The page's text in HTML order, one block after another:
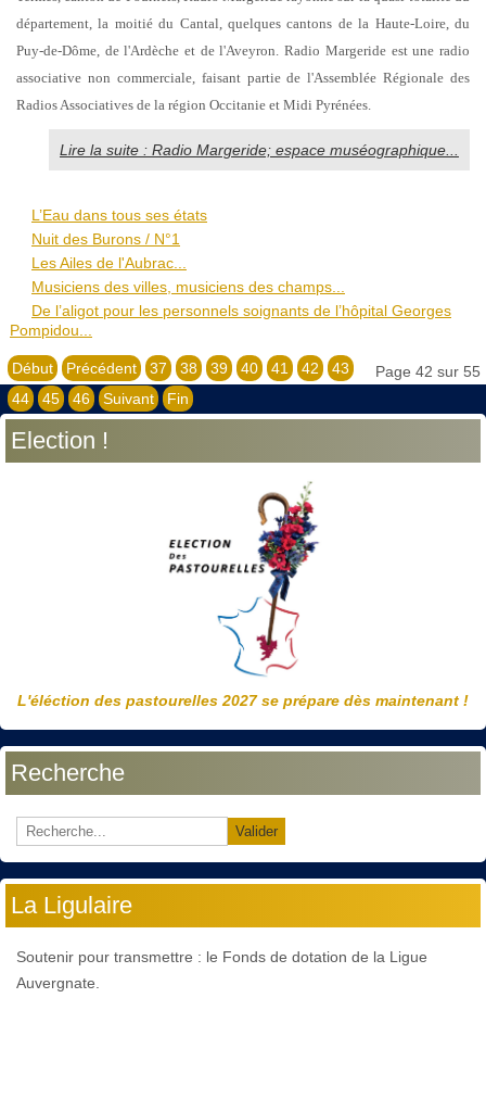
département, la moitié du Cantal, quelques cantons de la Haute-Loire, du
Puy-de-Dôme, de l'Ardèche et de l'Aveyron. Radio Margeride est une radio
associative non commerciale, faisant partie de l'Assemblée Régionale des
Radios Associatives de la région Occitanie et Midi Pyrénées.
Lire la suite : Radio Margeride; espace muséographique...
L’Eau dans tous ses états
Nuit des Burons / N°1
Les Ailes de l'Aubrac...
Musiciens des villes, musiciens des champs...
De l’aligot pour les personnels soignants de l’hôpital Georges
Pompidou...
Page 42 sur 55
Début Précédent 37 38 39 40 41 42
43
44
45 46 Suivant Fin
Election !
L'éléction des pastourelles 2027 se prépare dès maintenant !
Recherche
Valider
La Ligulaire
Soutenir pour transmettre : le Fonds de dotation de la Ligue
Auvergnate.